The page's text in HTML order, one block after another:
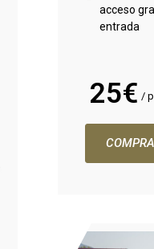
acceso
entrada
25€ /